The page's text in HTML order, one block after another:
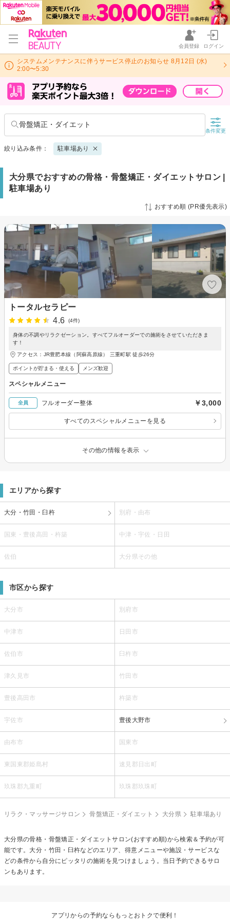
会員登録 ログイン
システムメンテナンスに伴うサービス停止のお知らせ 8月12日 (水)
2:00〜5:30
骨盤矯正・ダイエット
条件変更
絞り込み条件： 駐車場あり
大分県でおすすめの骨格・骨盤矯正・ダイエットサロン |
駐車場あり
おすすめ順 (PR優先表示)
トータルセラピー
4.6
(4件)
身体の不調やリラクゼーション。すべてフルオーダーでの施術をさせていただきま
す！
アクセス：JR豊肥本線（阿蘇高原線） 三重町駅 徒歩26分
ポイントが貯まる・使える メンズ歓迎
スペシャルメニュー
全員 フルオーダー整体 ￥3,000
すべてのスペシャルメニューを見る
その他の情報を表示
エリアから探す
大分・竹田・臼杵 別府・由布
国東・豊後高田・杵築 中津・宇佐・日田
佐伯 大分県その他
市区から探す
大分市 別府市
中津市 日田市
佐伯市 臼杵市
津久見市 竹田市
豊後高田市 杵築市
宇佐市 豊後大野市
由布市 国東市
東国東郡姫島村 速見郡日出町
玖珠郡九重町 玖珠郡玖珠町
リラク・マッサージサロン 骨盤矯正・ダイエット 大分県 駐車場あり
大分県の骨格・骨盤矯正・ダイエットサロン(おすすめ順)から検索＆予約が可
能です。大分・竹田・臼杵などのエリア、得意メニューや施設・サービスな
どの条件から自分にピッタリの施術を見つけましょう。当日予約できるサロ
ンもあります。
アプリからの予約ならもっとおトクで便利！